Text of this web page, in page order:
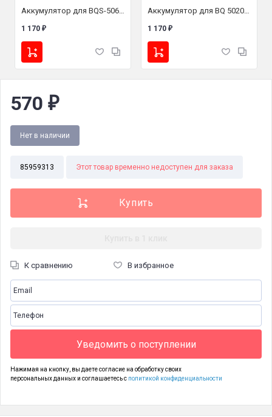
1 170 ₽ 1 170 ₽
570 ₽
Нет в наличии
85959313 Этот товар временно недоступен для заказа
К сравнению В избранное
Уведомить о поступлении
Нажимая на кнопку, вы даете согласие на обработку своих
персональных данных и соглашаетесь с политикой конфиденциальности